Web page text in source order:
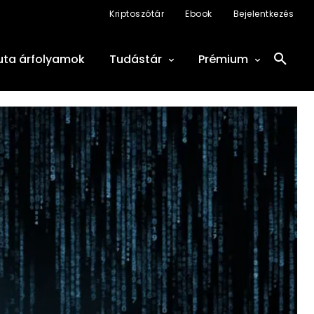
Kriptoszótár Ebook Bejelentkezés
árfolyamok Tudástár Prémium